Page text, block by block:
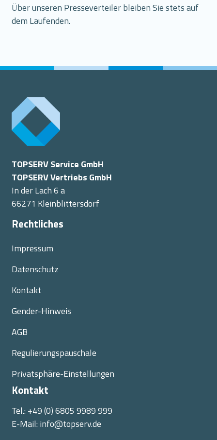
Über unseren Presseverteiler bleiben Sie stets auf
dem Laufenden.
TOPSERV Service GmbH
TOPSERV Vertriebs GmbH
In der Lach 6 a
66271 Kleinblittersdorf
Rechtliches
Impressum
Datenschutz
Kontakt
Gender-Hinweis
AGB
Regulierungspauschale
Privatsphäre-Einstellungen
Kontakt
Tel.: +49 (0) 6805 9989 999
E-Mail: info@topserv.de